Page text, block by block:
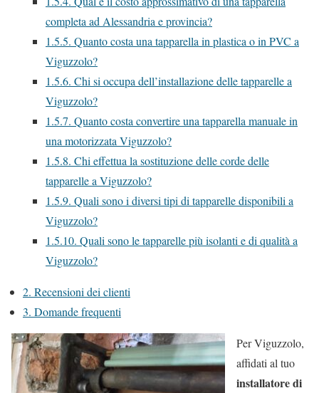
completa ad Alessandria e provincia?
1.5.5. Quanto costa una tapparella in plastica o in PVC a
Viguzzolo?
1.5.6. Chi si occupa dell’installazione delle tapparelle a
Viguzzolo?
1.5.7. Quanto costa convertire una tapparella manuale in
una motorizzata Viguzzolo?
1.5.8. Chi effettua la sostituzione delle corde delle
tapparelle a Viguzzolo?
1.5.9. Quali sono i diversi tipi di tapparelle disponibili a
Viguzzolo?
1.5.10. Quali sono le tapparelle più isolanti e di qualità a
Viguzzolo?
2. Recensioni dei clienti
3. Domande frequenti
Per Viguzzolo,
affidati al tuo
installatore di